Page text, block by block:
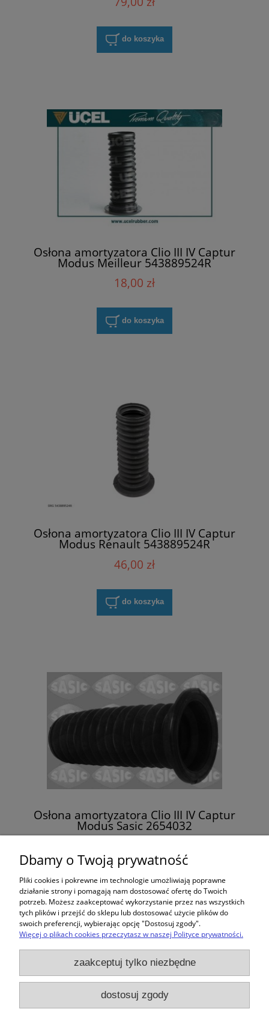
do koszyka
Osłona amortyzatora Clio III IV Captur
Modus Meilleur 543889524R
18,00 zł
do koszyka
Osłona amortyzatora Clio III IV Captur
Modus Renault 543889524R
46,00 zł
do koszyka
Osłona amortyzatora Clio III IV Captur
Modus Sasic 2654032
« 1 2
Zakupy
Pomoc
Moje konto
Dbamy o Twoją prywatność
Pliki cookies i pokrewne im technologie umożliwiają poprawne
działanie strony i pomagają nam dostosować ofertę do Twoich
potrzeb. Możesz zaakceptować wykorzystanie przez nas wszystkich
tych plików i przejść do sklepu lub dostosować użycie plików do
swoich preferencji, wybierając opcję "Dostosuj zgody".
Więcej o plikach cookies przeczytasz w naszej Polityce prywatności.
zaakceptuj tylko niezbędne
dostosuj zgody